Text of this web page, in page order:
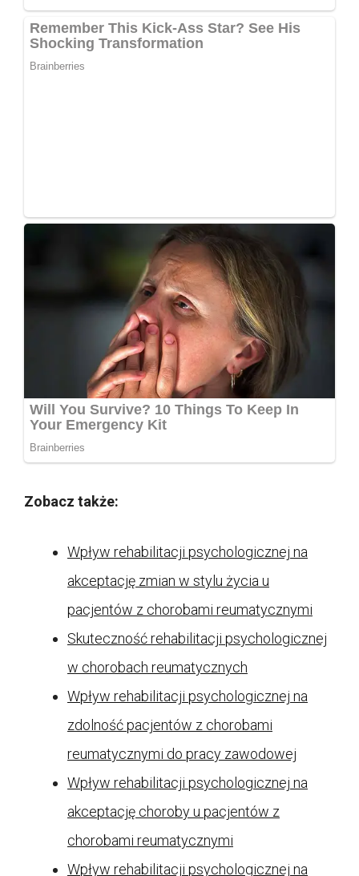
Zobacz także:
Wpływ rehabilitacji psychologicznej na
akceptację zmian w stylu życia u
pacjentów z chorobami reumatycznymi
Skuteczność rehabilitacji psychologicznej
w chorobach reumatycznych
Wpływ rehabilitacji psychologicznej na
zdolność pacjentów z chorobami
reumatycznymi do pracy zawodowej
Wpływ rehabilitacji psychologicznej na
akceptację choroby u pacjentów z
chorobami reumatycznymi
Wpływ rehabilitacji psychologicznej na